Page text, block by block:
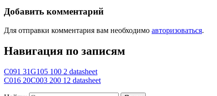
Добавить комментарий
Для отправки комментария вам необходимо авторизоваться.
Навигация по записям
C091 31G105 100 2 datasheet
C016 20C003 200 12 datasheet